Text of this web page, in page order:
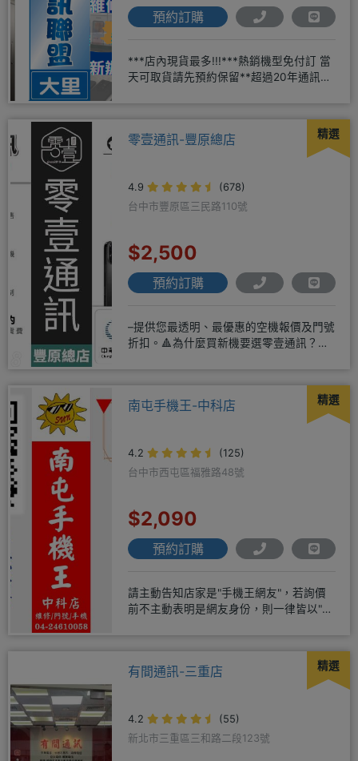
預約訂購
***店內現貨最多!!!***熱銷機型免付訂 當
天可取貨請先預約保留**超過20年通訊經
精選
零壹通訊-豐原總店
4.9
(678)
台中市豐原區三民路110號
$2,500
預約訂購
–提供您最透明、最優惠的空機報價及門號
折扣。🔺為什麼買新機要選零壹通訊？
精選
南屯手機王-中科店
4.2
(125)
台中市西屯區福雅路48號
$2,090
預約訂購
請主動告知店家是"手機王網友"，若詢價
前不主動表明是網友身份，則一律皆以"現
精選
有間通訊-三重店
4.2
(55)
新北市三重區三和路二段123號